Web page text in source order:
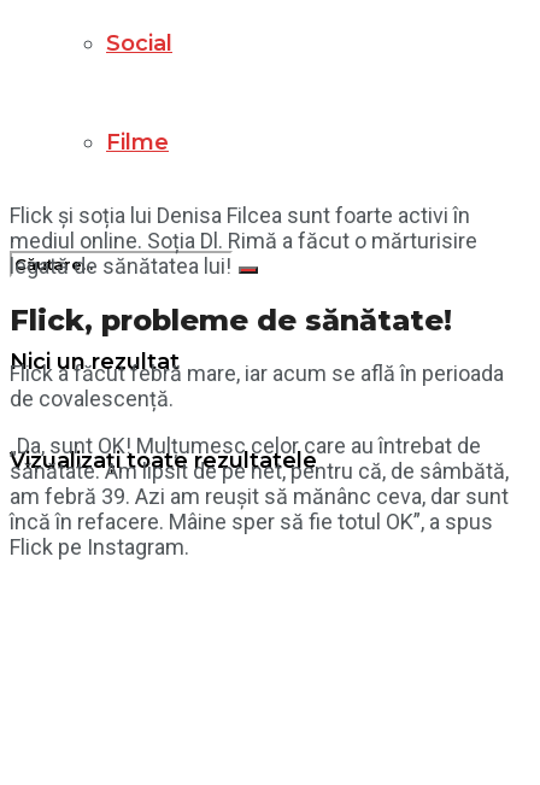
Social
Filme
Nici un rezultat
Vizualizați toate rezultatele
Flick și soția lui Denisa Filcea sunt foarte activi în
mediul online. Soția Dl. Rimă a făcut o mărturisire
legată de sănătatea lui!
Flick, probleme de sănătate!
Flick a făcut febră mare, iar acum se află în perioada
de covalescență.
„Da, sunt OK! Mulțumesc celor care au întrebat de
sănătate. Am lipsit de pe net, pentru că, de sâmbătă,
am febră 39. Azi am reușit să mănânc ceva, dar sunt
încă în refacere. Mâine sper să fie totul OK”, a spus
Flick pe Instagram.